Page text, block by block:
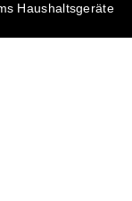
Haushaltsgeräte